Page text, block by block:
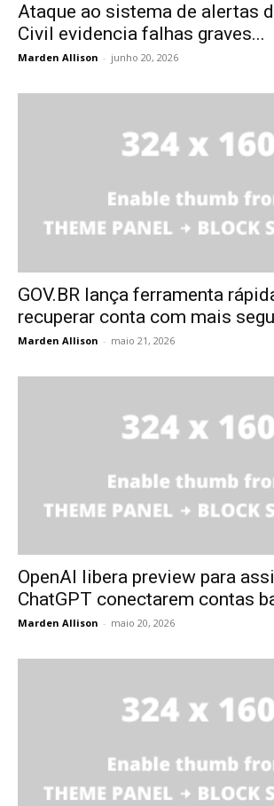
Ataque ao sistema de alertas
Civil evidencia falhas graves...
Marden Allison - junho 20, 2026
GOV.BR lança ferramenta
recuperar conta com mais
Marden Allison - maio 21, 2026
OpenAI libera preview para
ChatGPT conectarem contas
Marden Allison - maio 20, 2026